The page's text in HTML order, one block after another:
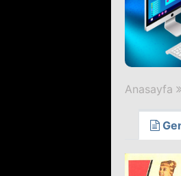
Anasayfa